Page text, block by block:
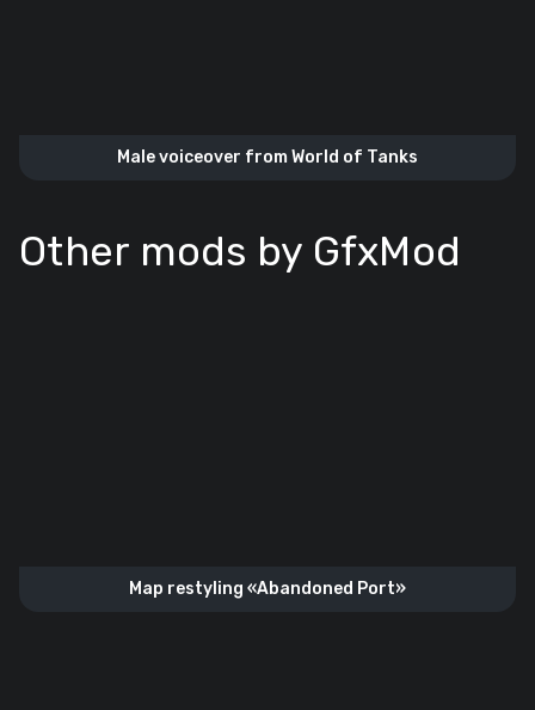
Male voiceover from World of Tanks
Other mods by GfxMod
Map restyling «Abandoned Port»